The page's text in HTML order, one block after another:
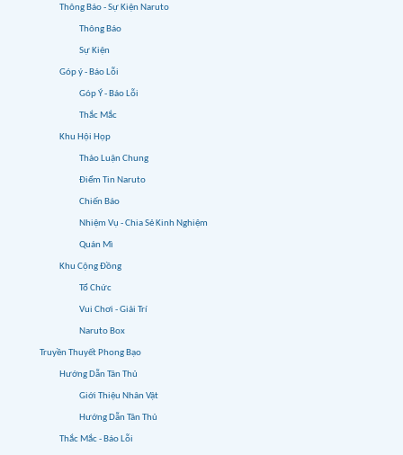
Thông Báo - Sự Kiện Naruto
Thông Báo
Sự Kiện
Góp ý - Báo Lỗi
Góp Ý - Báo Lỗi
Thắc Mắc
Khu Hội Họp
Thảo Luận Chung
Điểm Tin Naruto
Chiến Báo
Nhiệm Vụ - Chia Sẻ Kinh Nghiệm
Quán Mì
Khu Cộng Đồng
Tổ Chức
Vui Chơi - Giải Trí
Naruto Box
Truyền Thuyết Phong Bạo
Hướng Dẫn Tân Thủ
Giới Thiệu Nhân Vật
Hướng Dẫn Tân Thủ
Thắc Mắc - Báo Lỗi